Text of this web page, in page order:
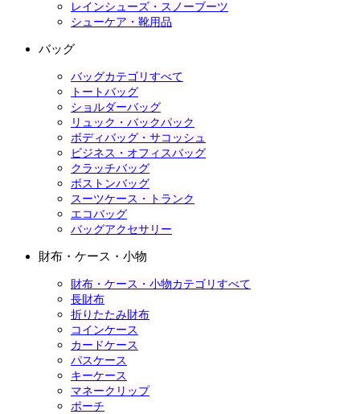
レインシューズ・スノーブーツ
シューケア・靴用品
バッグ
バッグカテゴリすべて
トートバッグ
ショルダーバッグ
リュック・バックパック
ボディバッグ・サコッシュ
ビジネス・オフィスバッグ
クラッチバッグ
ボストンバッグ
スーツケース・トランク
エコバッグ
バッグアクセサリー
財布・ケース・小物
財布・ケース・小物カテゴリすべて
長財布
折りたたみ財布
コインケース
カードケース
パスケース
キーケース
マネークリップ
ポーチ